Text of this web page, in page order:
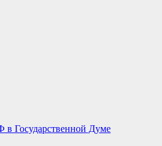
Государственной Думе